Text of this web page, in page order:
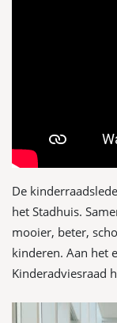
De
het Stadhuis.
mooier, beter,
kinderen. Aan het
Kinderadviesraad